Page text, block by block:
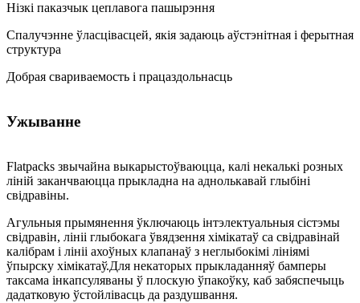
Нізкі паказчык цеплавога пашырэння
Спалучэнне ўласцівасцей, якія задаюць аўстэнітная і ферытная
структура
Добрая свариваемость і працаздольнасць
Ужыванне
Flatpacks звычайна выкарыстоўваюцца, калі некалькі розных
ліній заканчваюцца прыкладна на аднолькавай глыбіні
свідравіны.
Агульныя прымянення ўключаюць інтэлектуальныя сістэмы
свідравін, лініі глыбокага ўвядзення хімікатаў са свідравінай
калібрам і лініі ахоўных клапанаў з неглыбокімі лініямі
ўпырску хімікатаў.Для некаторых прыкладанняў бамперы
таксама інкапсуляваны ў плоскую ўпакоўку, каб забяспечыць
дадатковую ўстойлівасць да раздушвання.